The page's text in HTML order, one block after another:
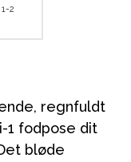
2
regnfuldt
1 fodpose dit
bløde